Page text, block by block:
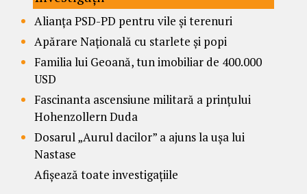
Alianța PSD-PD pentru vile și terenuri
Apărare Națională cu starlete și popi
Familia lui Geoană, tun imobiliar de 400.000
USD
Fascinanta ascensiune militară a prințului
Hohenzollern Duda
Dosarul „Aurul dacilor” a ajuns la ușa lui
Nastase
Afișează toate investigațiile